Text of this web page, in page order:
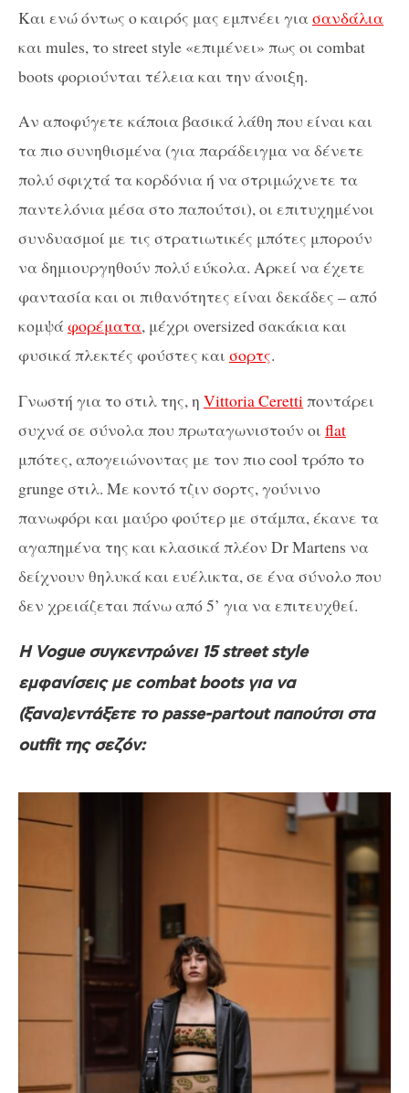
Και ενώ όντως ο καιρός μας εμπνέει γιασανδάλια
και mules, το street style «επιμένει» πως οι combat
boots φοριούνται τέλεια και την άνοιξη.
Αν αποφύγετε κάποια βασικά λάθη που είναι και
τα πιο συνηθισμένα (για παράδειγμα να δένετε
πολύ σφιχτά τα κορδόνια ή να στριμώχνετε τα
παντελόνια μέσα στο παπούτσι), οι επιτυχημένοι
συνδυασμοί με τις στρατιωτικές μπότες μπορούν
να δημιουργηθούν πολύ εύκολα. Αρκεί να έχετε
φαντασία και οι πιθανότητες είναι δεκάδες – από
κομψάφορέματα, μέχρι oversized σακάκια και
φυσικά πλεκτές φούστες και σορτς.
Γνωστή για το στιλ της, η Vittoria Cerettiποντάρει
συχνά σε σύνολα που πρωταγωνιστούν οι flat
μπότες, απογειώνοντας με τον πιο cool τρόπο το
grunge στιλ. Με κοντό τζιν σορτς, γούνινο
πανωφόρι και μαύρο φούτερ με στάμπα, έκανε τα
αγαπημένα της και κλασικά πλέον Dr Martens να
δείχνουν θηλυκά και ευέλικτα, σε ένα σύνολο που
δεν χρειάζεται πάνω από 5’ για να επιτευχθεί.
Η Vogue συγκεντρώνει 15 street style
εμφανίσεις με combat boots για να
(ξανα)εντάξετε το passe-partout παπούτσι στα
outfit της σεζόν: